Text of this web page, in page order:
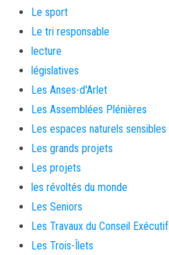
Le sport
Le tri responsable
lecture
législatives
Les Anses-d'Arlet
Les Assemblées Plénières
Les espaces naturels sensibles
Les grands projets
Les projets
les révoltés du monde
Les Seniors
Les Travaux du Conseil Exécutif
Les Trois-Îlets